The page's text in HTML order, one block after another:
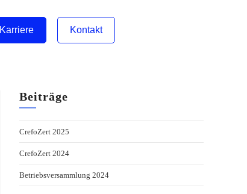
Karriere Kontakt
Beiträge
CrefoZert 2025
CrefoZert 2024
Betriebsversammlung 2024